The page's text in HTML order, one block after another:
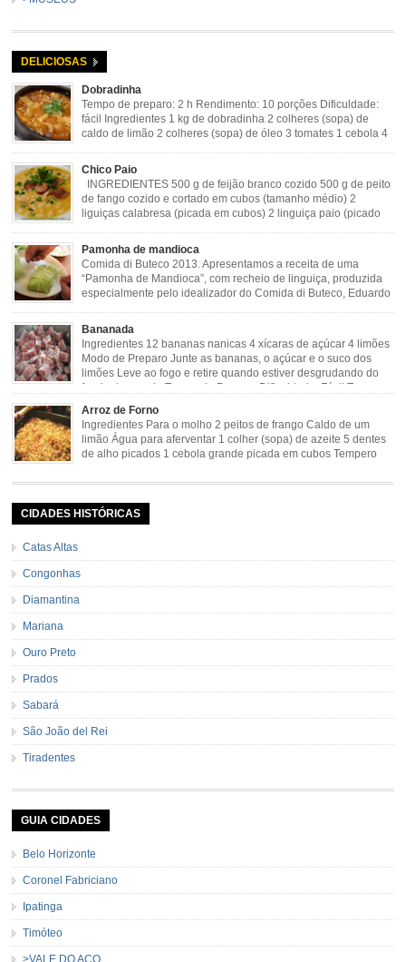
DELICIOSAS
Dobradinha
Tempo de preparo: 2 h Rendimento: 10 porções Dificuldade:
fácil Ingredientes 1 kg de dobradinha 2 colheres (sopa) de
caldo de limão 2 colheres (sopa) de óleo 3 tomates 1 cebola 4
gosto Modo de Preparo: Lavar muito bem a dobradinha com limão. Deixar de
molho […]
Chico Paio
INGREDIENTES 500 g de feijão branco cozido 500 g de peito
de fango cozido e cortado em cubos (tamanho médio) 2
liguiças calabresa (picada em cubos) 2 linguiça paio (picado
verde 2 dentes de alho amassado 3 colheres de óleo 2 […]
Pamonha de mandioca
Comida di Buteco 2013. Apresentamos a receita de uma
“Pamonha de Mandioca”, com recheio de linguiça, produzida
especialmente pelo idealizador do Comida di Buteco, Eduardo
cebola picadinha 100gr de mandioca crua ralada e espremida 1 colher café
de manteiga 35ml de leite Palha de milho verde 1 […]
Bananada
Ingredientes 12 bananas nanicas 4 xícaras de açúcar 4 limões
Modo de Preparo Junte as bananas, o açúcar e o suco dos
limões Leve ao fogo e retire quando estiver desgrudando do
fundo da panela Tempo de Preparo Dificuldade: Fácil Tempo
de Preparo: 40 minutos http://eusoumineirouaiso.com.br/culinaria-
mineira/bananada#tempo-de-preparo
Arroz de Forno
Ingredientes Para o molho 2 peitos de frango Caldo de um
limão Água para aferventar 1 colher (sopa) de azeite 5 dentes
de alho picados 1 cebola grande picada em cubos Tempero
pele e sem sementes 1 pitada de noz moscada Salsa e cebolinha Pimenta
CIDADES HISTÓRICAS
Catas Altas
Congonhas
Diamantina
Mariana
Ouro Preto
Prados
Sabará
São João del Rei
Tiradentes
GUIA CIDADES
Belo Horizonte
Coronel Fabriciano
Ipatinga
Timóteo
>VALE DO AÇO